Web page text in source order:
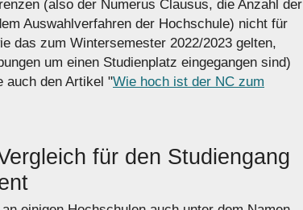
(also der Numerus Clausus, die Anzahl der
Auswahlverfahren der Hochschule) nicht für
das zum Wintersemester 2022/2023 gelten,
um einen Studienplatz eingegangen sind)
auch den Artikel "Wie hoch ist der NC zum
für den Studiengang